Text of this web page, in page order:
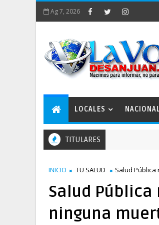
Ag 7, 2026
LOCALES
TITULARES
INICIO TU SALUD Salud
Salud
ninguna